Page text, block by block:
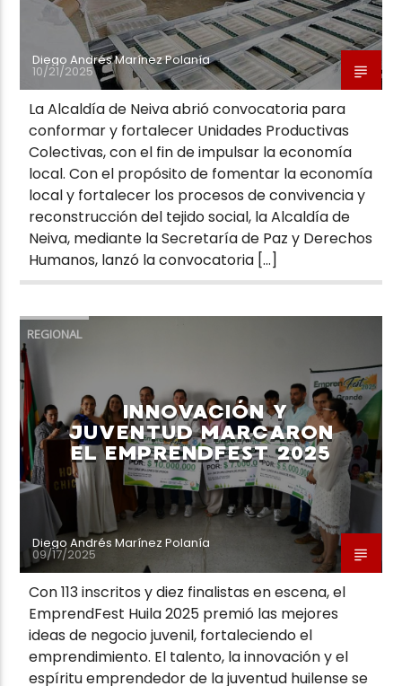
Diego Andrés Marínez Polanía
10/21/2025
La Alcaldía de Neiva abrió convocatoria para
conformar y fortalecer Unidades Productivas
Colectivas, con el fin de impulsar la economía
local. Con el propósito de fomentar la economía
local y fortalecer los procesos de convivencia y
reconstrucción del tejido social, la Alcaldía de
Neiva, mediante la Secretaría de Paz y Derechos
Humanos, lanzó la convocatoria […]
REGIONAL
INNOVACIÓN Y
JUVENTUD MARCARON
EL EMPRENDFEST 2025
Diego Andrés Marínez Polanía
09/17/2025
Con 113 inscritos y diez finalistas en escena, el
EmprendFest Huila 2025 premió las mejores
ideas de negocio juvenil, fortaleciendo el
emprendimiento. El talento, la innovación y el
espíritu emprendedor de la juventud huilense se